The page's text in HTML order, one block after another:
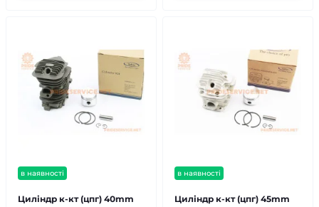
в наявності
Циліндр к-кт (цпг) 40mm
в наявності
Циліндр к-кт (цпг) 45mm